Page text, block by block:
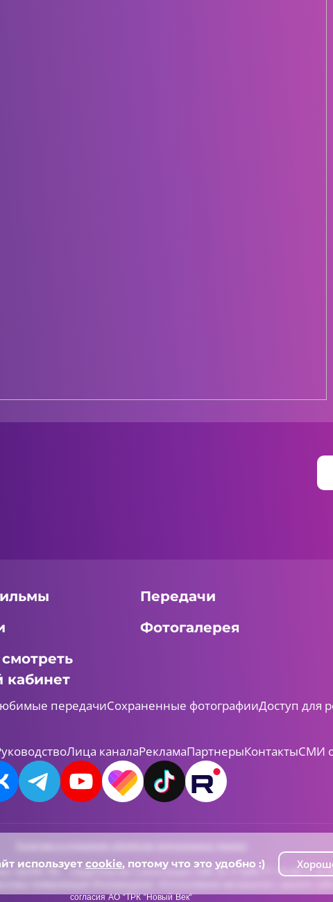
Передачи
Фотогалерея
передачиСохраненные фотографииДоступ для
Лица каналаРекламаПартнерыКонтактыСМИ
«ШАЯН ТВ» , Свидетельство о регистрации СМИ Эл-Л №ФС77-73138 от
коммуникаций (Роскомнадзор). Использование материалов с данного
согласия АО "ТРК "Новый Век"
использует cookie, потому что это удобно :)